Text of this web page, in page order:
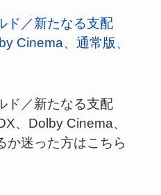
ド／新たなる支配
Cinema、通常版、
ド／新たなる支配
、Dolby Cinema、
か迷った方はこちら